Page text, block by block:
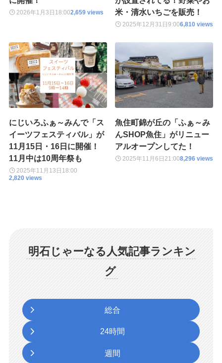
2026年1月3日 18:002,659 views
米・清水いちごを販売！
2025年12月31日9:006,810 views
にじいろふぁ～みんで「ス
イーツフェスティバル」が
11月15日・16日に開催！
11月中は10周年祭も
2025年11月13日 18:00
2,820 views
魚住町錦が丘の「ふぁ～み
んSHOP魚住」がリニュー
アルオープンしてた！
2025年11月6日21:008,296 views
明石じゃーなる人気記事ランキン
グ
総合
24時間
週間